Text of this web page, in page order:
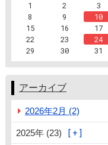
1
2 3
8
9 10
15
16 17
22
23 24
29
30 31
アーカイブ
2026年2月 (2)
2025年 (23)